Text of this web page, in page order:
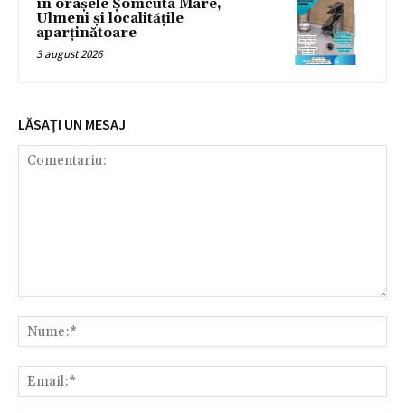
în orașele Șomcuta Mare,
Ulmeni și localitățile
aparținătoare
3 august 2026
LĂSAȚI UN MESAJ